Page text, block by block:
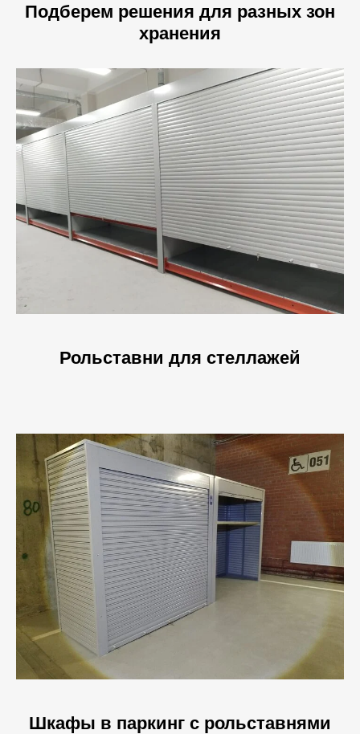
Подберем решения для разных зон
хранения
Рольставни для стеллажей
Шкафы в паркинг с рольставнями